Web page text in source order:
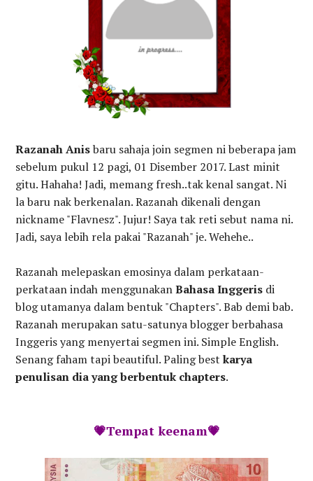
Razanah Anisbaru sahaja join segmen ni beberapa jam
sebelum pukul 12 pagi, 01 Disember 2017. Last minit
gitu. Hahaha! Jadi, memang fresh..tak kenal sangat. Ni
la baru nak berkenalan. Razanah dikenali dengan
nickname "Flavnesz". Jujur! Saya tak reti sebut nama ni.
Jadi, saya lebih rela pakai "Razanah" je. Wehehe..
Razanah melepaskan emosinya dalam perkataan-
perkataan indah menggunakanBahasa Inggeris di
blog utamanya dalam bentuk "Chapters". Bab demi bab.
Razanah merupakan satu-satunya blogger berbahasa
Inggeris yang menyertai segmen ini. Simple English.
Senang faham tapi beautiful. Paling bestkarya
penulisan dia yang berbentuk chapters.
💗Tempat keenam💗